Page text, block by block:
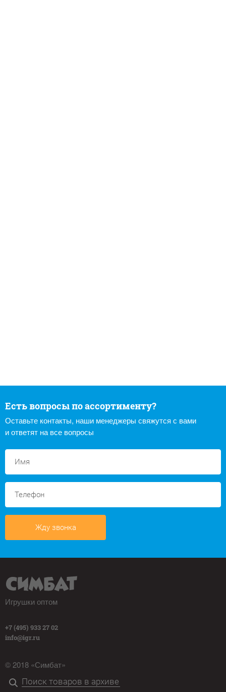
Есть вопросы по ассортименту?
Оставьте контакты, наши менеджеры свяжутся с вами
и ответят на все вопросы
Жду звонка
Игрушки оптом
+7 (495) 933 27 02
info@igr.ru
© 2018 «Симбат»